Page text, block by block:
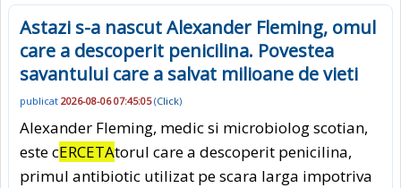
Astazi s-a nascut Alexander Fleming, omul
care a descoperit penicilina. Povestea
savantului care a salvat milioane de vieti
publicat 2026-08-06 07:45:05(Click)
Alexander Fleming, medic si microbiolog scotian,
este cERCETAtorul care a descoperit penicilina,
primul antibiotic utilizat pe scara larga impotriva